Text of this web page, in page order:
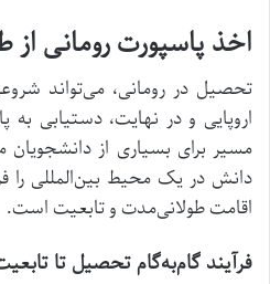
اخذ پاسپورت رومانی
تحصیل در رومانی، می‌تواند
اروپایی و در نهایت، دستیابی
مسیر برای بسیاری از
دانش در یک محیط بین‌المللی را
اقامت طولانی‌مدت و تابعیت است.
فرآیند گام‌به‌گام تحصیل تا